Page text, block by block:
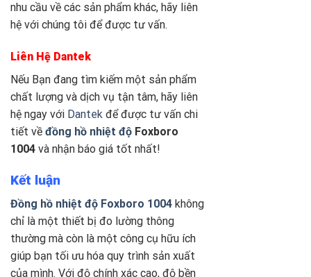
nhu cầu về các sản phẩm khác, hãy liên
hệ với chúng tôi để được tư vấn.
Liên Hệ Dantek
Nếu Bạn đang tìm kiếm một sản phẩm
chất lượng và dịch vụ tận tâm, hãy liên
hệ ngay với Dantek để được tư vấn chi
tiết về đồng hồ nhiệt độ Foxboro
1004 và nhận báo giá tốt nhất!
Kết luận
Đồng hồ nhiệt độ Foxboro 1004 không
chỉ là một thiết bị đo lường thông
thường mà còn là một công cụ hữu ích
giúp bạn tối ưu hóa quy trình sản xuất
của mình. Với độ chính xác cao, độ bền